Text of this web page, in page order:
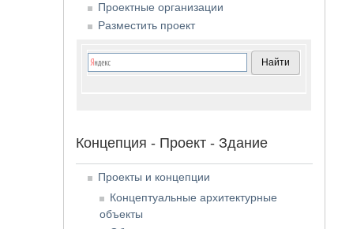
Проектные организации
Разместить проект
Концепция - Проект - Здание
Проекты и концепции
Концептуальные архитектурные
объекты